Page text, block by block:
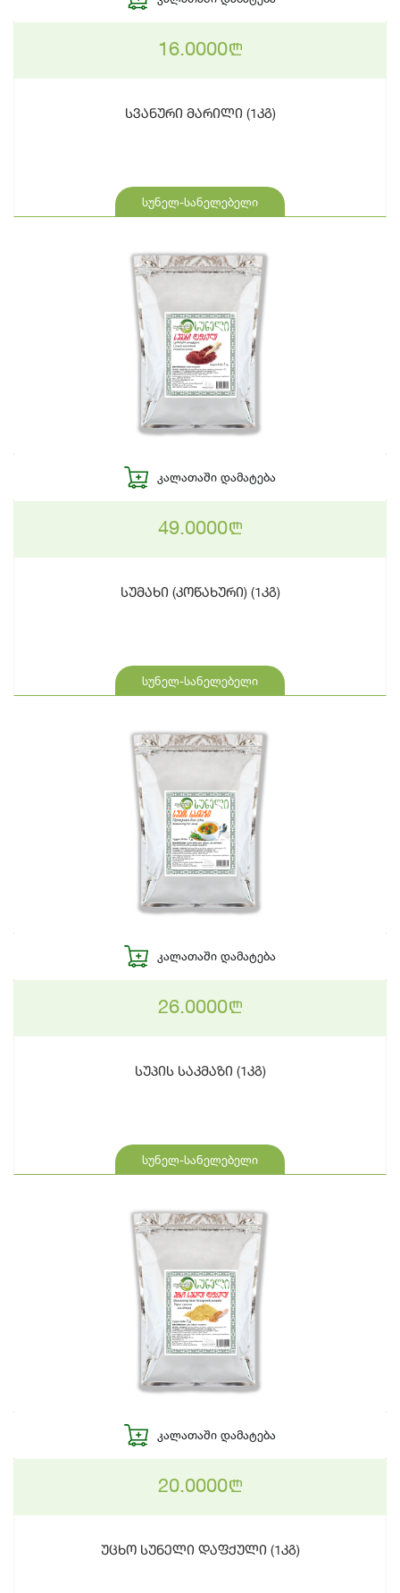
16.0000n
სვანური მარილი (1კგ)
სუნელ-სანელებელი
ᲙᲐᲚᲐᲗᲐᲨᲘ ᲓᲐᲛᲐᲢᲔᲑᲐ
49.0000n
სუმახი (კოწახური) (1კგ)
სუნელ-სანელებელი
ᲙᲐᲚᲐᲗᲐᲨᲘ ᲓᲐᲛᲐᲢᲔᲑᲐ
26.0000n
სუპის საკმაზი (1კგ)
სუნელ-სანელებელი
ᲙᲐᲚᲐᲗᲐᲨᲘ ᲓᲐᲛᲐᲢᲔᲑᲐ
20.0000n
უცხო სუნელი დაფქული (1კგ)